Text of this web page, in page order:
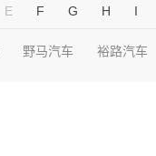
E F G H I
野马汽车 裕路汽车